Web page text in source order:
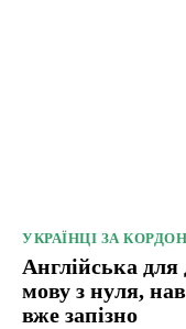
УКРАЇНЦІ ЗА
Англійська
мову з нуля,
вже запізно